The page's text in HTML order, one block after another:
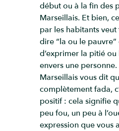
début ou à la fin des
Marseillais. Et bien,
par les habitants
dire “la ou le
d’exprimer la pitié
envers une personne.
Marseillais vous dit
complètement fada,
positif : cela signifie
peu fou, un peu à
expression que vous